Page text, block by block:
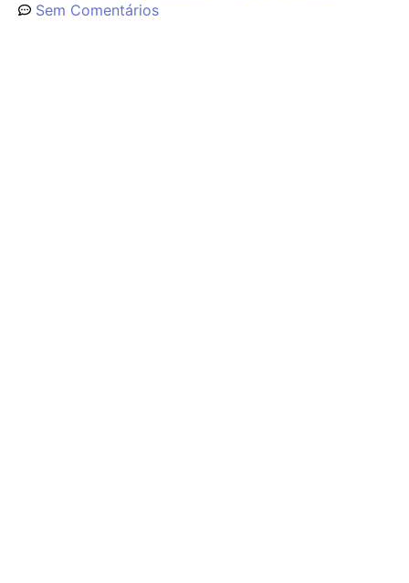
Sem Comentários